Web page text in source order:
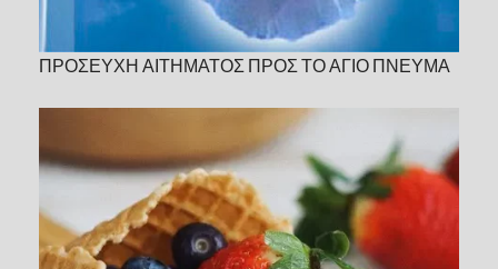
ΠΡΟΣΕΥΧΗ ΑΙΤΗΜΑΤΟΣ ΠΡΟΣ ΤΟ ΑΓΙΟ ΠΝΕΥΜΑ